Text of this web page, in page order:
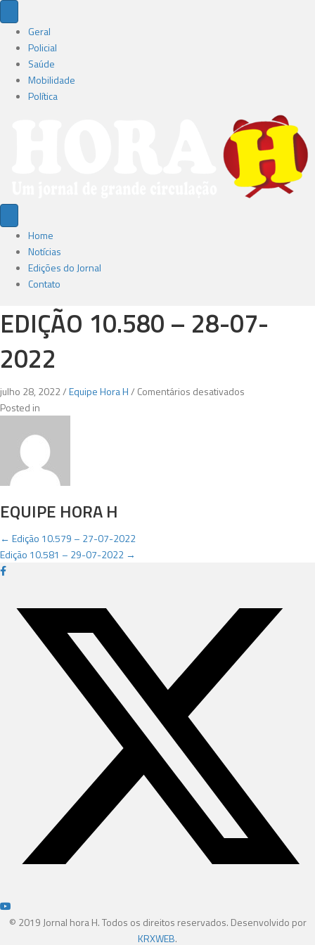
Geral
Policial
Saúde
Mobilidade
Política
Home
Notícias
Edições do Jornal
Contato
EDIÇÃO 10.580 – 28-07-
2022
julho 28, 2022/Equipe Hora H/ Comentários desativados
Posted in
EQUIPE HORA H
POSTS
NAVIGATION
← Edição 10.579 – 27-07-2022
Edição 10.581 – 29-07-2022 →
© 2019 Jornal hora H. Todos os direitos reservados. Desenvolvido por
KRXWEB.